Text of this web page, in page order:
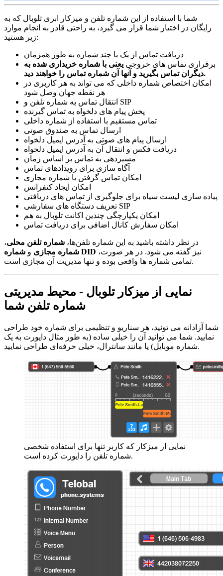
شما با استفاده از این شماره تلفن و میزکار ابری تلوبال که به
رایگان در اختیار شما قرار می گیرد، به راحتی قادر به انجام موارد
زیر هستید:
دریافت تماس از یک یا چند شماره به طور همزمان
برقراری تماس های خروجی یعنی با شماره خریداری شده به
دیگران تماس بگیرید و آنها آن شماره تماس را خواهند دید.
امکان اختصاص شماره داخلی که می تواند به هر کاربری در
هر نقطه جهان وصل شود
انتقال تماس به شماره تلفن و SIP
پخش پیام های دلخواه به تماس گیرنده
تماس مستقیم با استفاده از شماره داخلی
ارسال تماس به صندوق صوتی
ارسال پیام های صوتی به آدرس ایمیل دلخواه
دریافت فکس و انتقال آن به آدرس ایمیل دلخواه
مسیردهی به تماس بر اساس زمان
آگاه سازی برای رویدادهای تماس
امکان تماس گرفتن با شماره مجازی
امکان ایجاد کنفرانس
پیاده سازی لیست سیاه برای جلوگیری از تماس های دریافتی
تعریف دستگاه های سفارشی SIP
امکان یکپارچگی چندین اکانت تلوبال به هم
امکان سفارش کانال اضافی برای دریافت تماس
در نظر داشته باشید به این شماره تلفن‌ها، شماره تلفن محلی،
شماره مجازی و شماره DID
تمامی شماره ها واقعی بوده و تنها مدیریت آن مجازی است.
نمایی از میزکار تلوبال - محیط مدیریتی
شماره تلفن شما
شما آزادانه می تونید، هر سناریو و تنظیمی برای شماره خود طراحی
نمایید. شما می توانید آن را خیلی ساده (به طور مثال دایورت به یک
شماره موبایل) یا مانند سانترال، خیلی حرفه‌ای طراحی نمایید.
نمایی از میزکار که کاربر تنها برای استفاده شخصی
شماره تلفن را دایورت کرده است.